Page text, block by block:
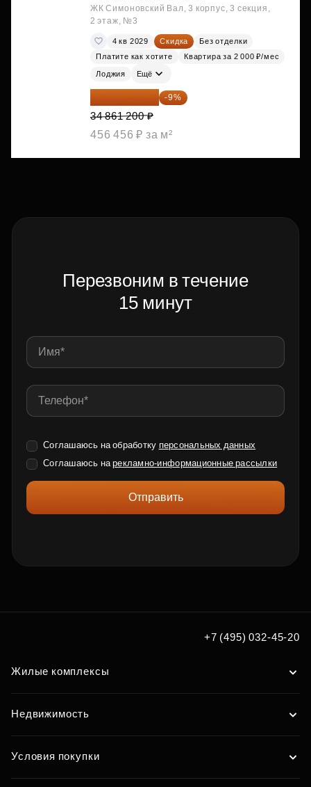
ЖК Симоновский Вал, 3 корпус, 3 секция,
2 этаж, №3
4 кв 2029 Скидка
Без отделки
Платите как хотите
Квартира за 2 000 ₽/мес
Лоджия Ещё
31 723 692 ₽ -9%
34 861 200 ₽
456 456 ₽ за м²
Перезвоним в течение
15 минут
Соглашаюсь на обработку персональных данных
Соглашаюсь нарекламно-информационные рассылки
Отправить
+7 (495) 032-45-20
Жилые комплексы
Недвижимость
Условия покупки